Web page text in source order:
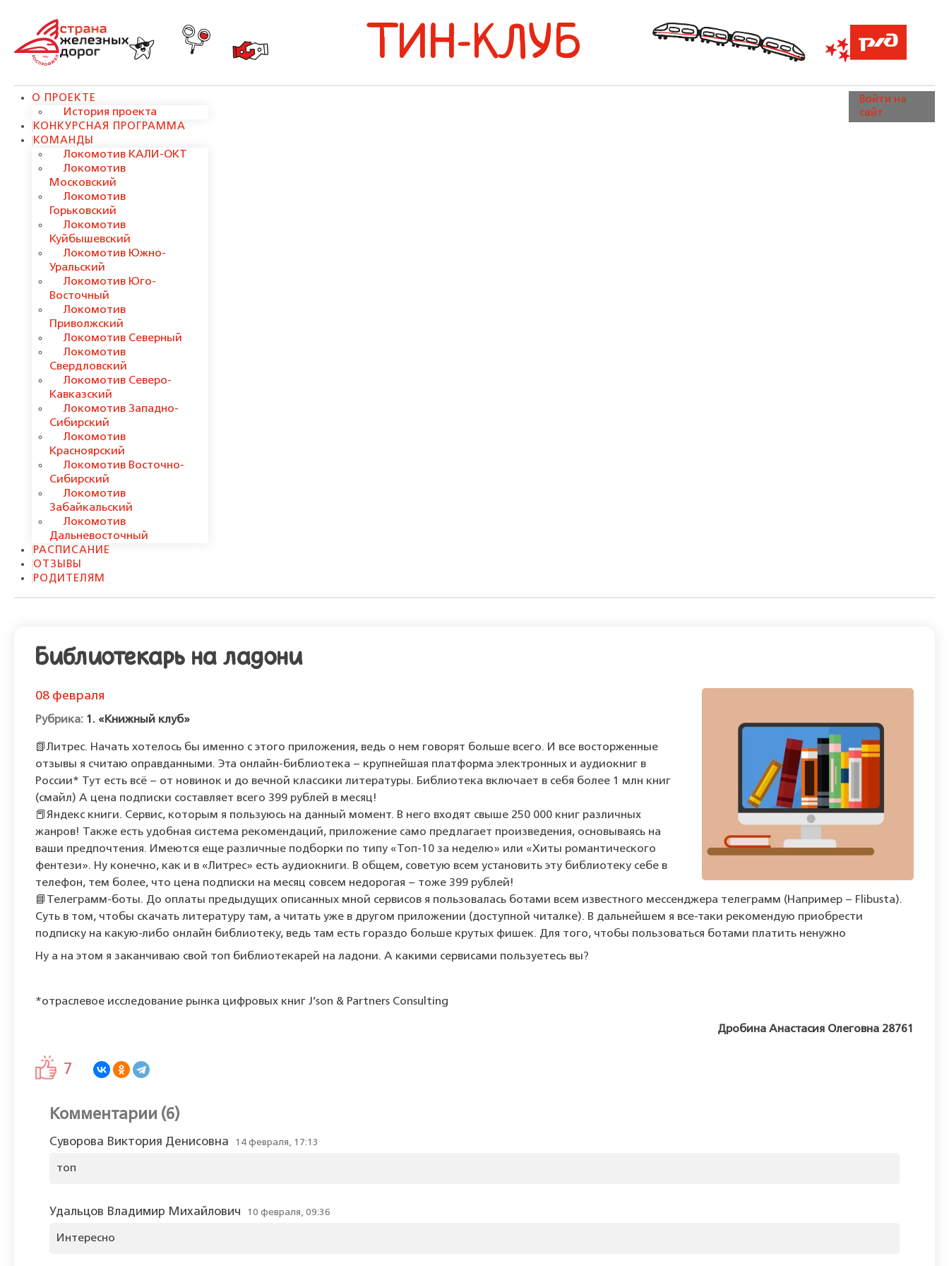
ТИН-КЛУБ
О ПРОЕКТЕ
История проекта
КОНКУРСНАЯ ПРОГРАММА
КОМАНДЫ
Локомотив КАЛИ-ОКТ
Локомотив
Московский
Локомотив
Горьковский
Локомотив
Куйбышевский
Локомотив Южно-
Уральский
Локомотив Юго-
Восточный
Локомотив
Приволжский
Локомотив Северный
Локомотив
Свердловский
Локомотив Северо-
Кавказский
Локомотив Западно-
Сибирский
Локомотив
Красноярский
Локомотив Восточно-
Сибирский
Локомотив
Забайкальский
Локомотив
Дальневосточный
РАСПИСАНИЕ
ОТЗЫВЫ
РОДИТЕЛЯМ
Войти на
сайт
Библиотекарь на ладони
08 февраля
1. «Книжный клуб»
📗Литрес. Начать хотелось бы именно с этого приложения, ведь о нем говорят больше всего. И все восторженные
отзывы я считаю оправданными. Эта онлайн-библиотека – крупнейшая платформа электронных и аудиокниг в
России* Тут есть всё – от новинок и до вечной классики литературы. Библиотека включает в себя более 1 млн книг
(смайл) А цена подписки составляет всего 399 рублей в месяц!
📕Яндекс книги. Сервис, которым я пользуюсь на данный момент. В него входят свыше 250 000 книг различных
жанров! Также есть удобная система рекомендаций, приложение само предлагает произведения, основываясь на
ваши предпочтения. Имеются еще различные подборки по типу «Топ-10 за неделю» или «Хиты романтического
фентези». Ну конечно, как и в «Литрес» есть аудиокниги. В общем, советую всем установить эту библиотеку себе в
телефон, тем более, что цена подписки на месяц совсем недорогая – тоже 399 рублей!
📘Телеграмм-боты. До оплаты предыдущих описанных мной сервисов я пользовалась ботами всем известного мессенджера телеграмм (Например – Flibusta).
Суть в том, чтобы скачать литературу там, а читать уже в другом приложении (доступной читалке). В дальнейшем я все-таки рекомендую приобрести
подписку на какую-либо онлайн библиотеку, ведь там есть гораздо больше крутых фишек. Для того, чтобы пользоваться ботами платить ненужно
Ну а на этом я заканчиваю свой топ библиотекарей на ладони. А какими сервисами пользуетесь вы?
*отраслевое исследование рынка цифровых книг J’son & Partners Consulting
Дробина Анастасия Олеговна 28761
7
Комментарии (6)
Суворова Виктория Денисовна 14 февраля, 17:13
топ
Удальцов Владимир Михайлович 10 февраля, 09:36
Интересно